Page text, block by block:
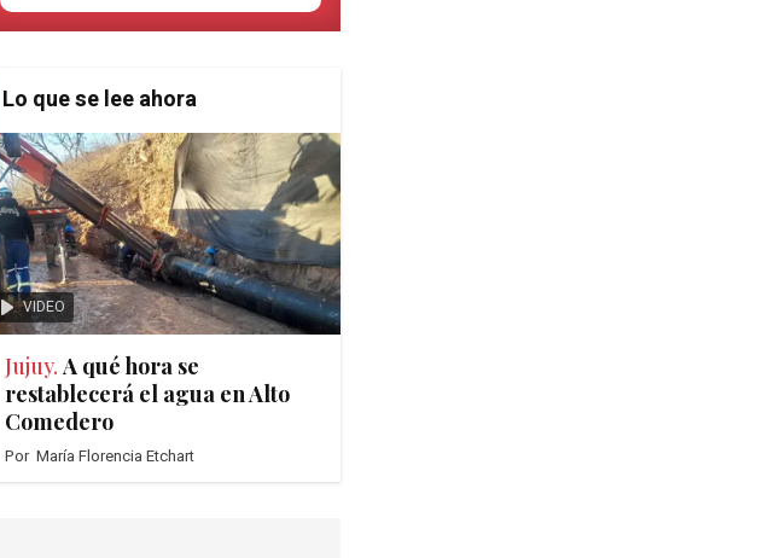
Lo que se lee ahora
VIDEO
Jujuy.A qué hora se
restablecerá el agua en Alto
Comedero
Por María Florencia Etchart